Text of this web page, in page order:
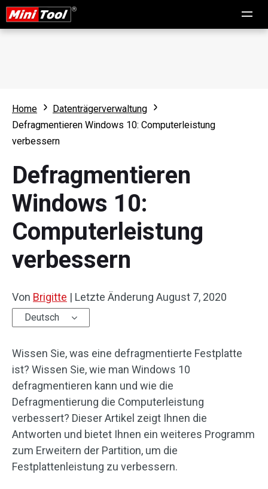
Home
Datenträgerverwaltung
Defragmentieren Windows 10: Computerleistung
verbessern
Defragmentieren
Windows 10:
Computerleistung
verbessern
Von Brigitte | Letzte Änderung August 7, 2020
Deutsch
Wissen Sie, was eine defragmentierte Festplatte
ist? Wissen Sie, wie man Windows 10
defragmentieren kann und wie die
Defragmentierung die Computerleistung
verbessert? Dieser Artikel zeigt Ihnen die
Antworten und bietet Ihnen ein weiteres Programm
zum Erweitern der Partition, um die
Festplattenleistung zu verbessern.